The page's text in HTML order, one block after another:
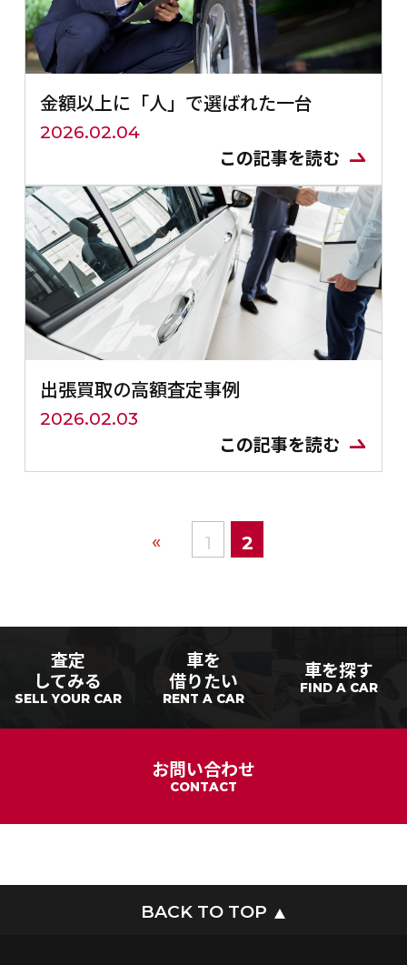
金額以上に「人」で選ばれた一台
2026.02.04
この記事を読む
出張買取の高額査定事例
2026.02.03
この記事を読む
« 1 2
査定
してみる
SELL YOUR CAR
車を
借りたい
RENT A CAR
車を探す
FIND A CAR
お問い合わせ
CONTACT
BACK TO TOP